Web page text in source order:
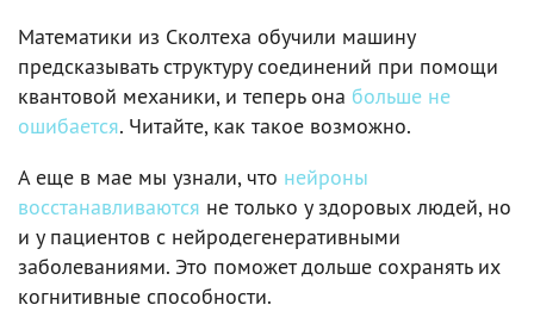
Математики из Сколтеха обучили машину
предсказывать структуру соединений при помощи
квантовой механики, и теперь она больше не
ошибается. Читайте, как такое возможно.
А еще в мае мы узнали, что нейроны
восстанавливаются не только у здоровых людей, но
и у пациентов с нейродегенеративными
заболеваниями. Это поможет дольше сохранять их
когнитивные способности.